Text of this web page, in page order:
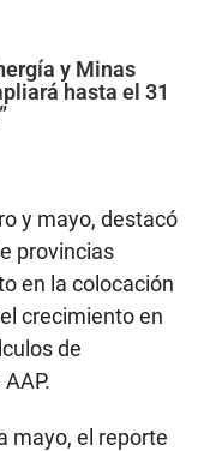
y Minas
hasta el 31
y mayo, destacó
provincias
en la colocación
crecimiento en
de
mayo, el reporte